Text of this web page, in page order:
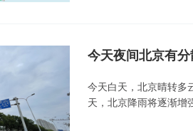
今天夜间北京有
今天白天，北京晴转多
天，北京降雨将逐渐增